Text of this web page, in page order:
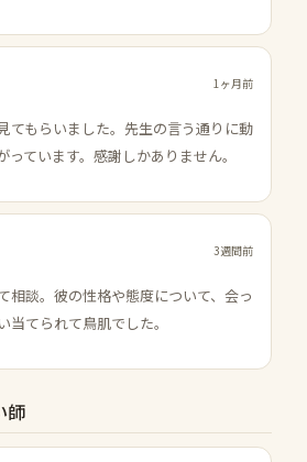
1ヶ月前
てもらいました。先生の言う通りに動
っています。感謝しかありません。
3週間前
相談。彼の性格や態度について、会っ
当てられて鳥肌でした。
師